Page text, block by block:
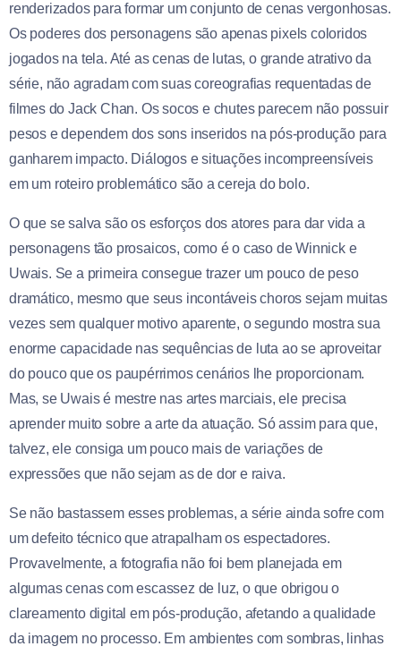
renderizados para formar um conjunto de cenas vergonhosas.
Os poderes dos personagens são apenas pixels coloridos
jogados na tela. Até as cenas de lutas, o grande atrativo da
série, não agradam com suas coreografias requentadas de
filmes do Jack Chan. Os socos e chutes parecem não possuir
pesos e dependem dos sons inseridos na pós-produção para
ganharem impacto. Diálogos e situações incompreensíveis
em um roteiro problemático são a cereja do bolo.
O que se salva são os esforços dos atores para dar vida a
personagens tão prosaicos, como é o caso de Winnick e
Uwais. Se a primeira consegue trazer um pouco de peso
dramático, mesmo que seus incontáveis choros sejam muitas
vezes sem qualquer motivo aparente, o segundo mostra sua
enorme capacidade nas sequências de luta ao se aproveitar
do pouco que os paupérrimos cenários lhe proporcionam.
Mas, se Uwais é mestre nas artes marciais, ele precisa
aprender muito sobre a arte da atuação. Só assim para que,
talvez, ele consiga um pouco mais de variações de
expressões que não sejam as de dor e raiva.
Se não bastassem esses problemas, a série ainda sofre com
um defeito técnico que atrapalham os espectadores.
Provavelmente, a fotografia não foi bem planejada em
algumas cenas com escassez de luz, o que obrigou o
clareamento digital em pós-produção, afetando a qualidade
da imagem no processo. Em ambientes com sombras, linhas